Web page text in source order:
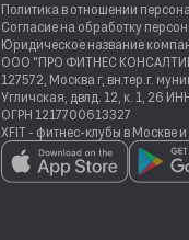
Политика в отношении
Согласие на обработку
Юридическое название
ООО "ПРО ФИТНЕС
127572, Москва г, вн.тер.г.
Угличская, двлд. 12, к. 1, 26
ОГРН 1217700613327
XFIT - фитнес-клубы в Москве